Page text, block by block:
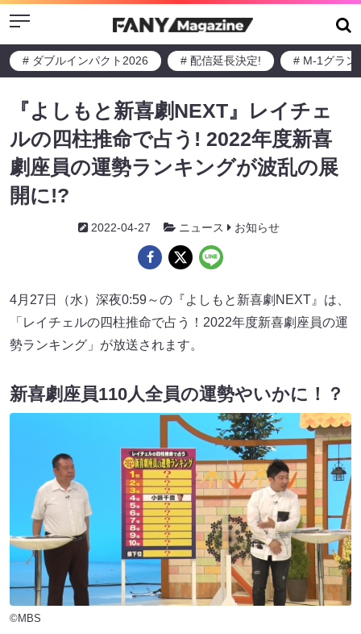
Menu
# ダブルインパクト2026 # 配信延長決定! # M-1グラン
『よしもと新喜劇NEXT』レイチェ
ルの四柱推命で占う! 2022年度新喜
劇座員の運勢ランキングが波乱の展
開に!?
2022-04-27 ニュース お知らせ
4月27日（水）深夜0:59～の『よしもと新喜劇NEXT』は、
「レイチェルの四柱推命で占う！2022年度新喜劇座員の運
勢ランキング」が放送されます。
新喜劇座員110人全員の運勢やいかに！？
©MBS